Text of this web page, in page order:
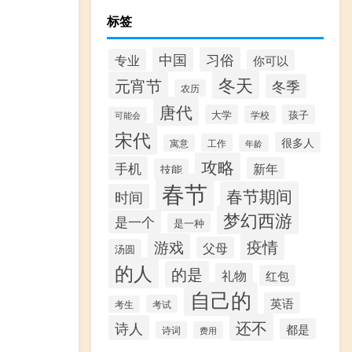
标签
专业 中国 习俗 你可以
元宵节 农历 冬天 冬季
可能会 唐代 大学 学校 孩子
宋代 寓意 工作 年龄 很多人
手机 技能 攻略 新年
时间 春节 春节期间
是一个 是一种 梦幻西游
汤圆 游戏 父母 疫情
的人 的是 礼物 红包
考生 考试 自己的 英语
诗人 诗词 费用 还不 都是